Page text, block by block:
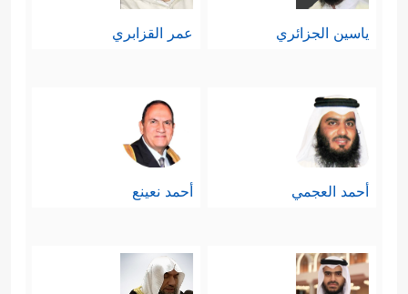
ياسين الجزائري عمر القزابري
أحمد العجمي أحمد نعينع